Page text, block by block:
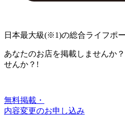
日本最大級(※1)の総合ライフポ
あなたのお店を掲載しませんか？
せんか？!
無料掲載・
内容変更のお申し込み